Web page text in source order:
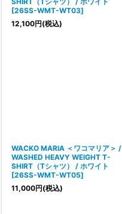
[26SS-WMT-WT03]
12,100円(税込)
WACKO MARIA ＜ワコマリア＞ /
WASHED HEAVY WEIGHT T-
SHIRT（Tシャツ） / ホワイト
[26SS-WMT-WT05]
11,000円(税込)